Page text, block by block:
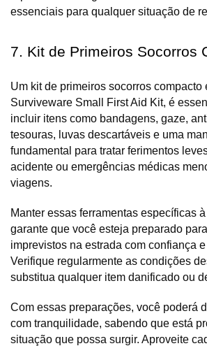
essenciais para qualquer situação de
7. Kit de Primeiros Socorros
Um kit de primeiros socorros compacto
Surviveware Small First Aid Kit, é
incluir itens como bandagens, gaze,
tesouras, luvas descartáveis e uma
fundamental para tratar ferimentos
acidente ou emergências médicas
viagens.
Manter essas ferramentas específicas
garante que você esteja preparado
imprevistos na estrada com confiança
Verifique regularmente as condições
substitua qualquer item danificado ou
Com essas preparações, você poderá
com tranquilidade, sabendo que está
situação que possa surgir. Aproveite